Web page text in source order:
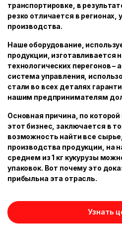
транспортировке, в
резко отличается в регионах,
производства.
Наше оборудование,
продукции, изготавливается
технологических перегонов –
система управления,
стали во всех деталях
нашим предпринимателям
Основная причина, по
этот бизнес, заключается в
возможность найти все
производства продукции, на
среднем из 1 кг кукурузы
упаковок. Вот почему это
прибыльна эта отрасль.
Узнать